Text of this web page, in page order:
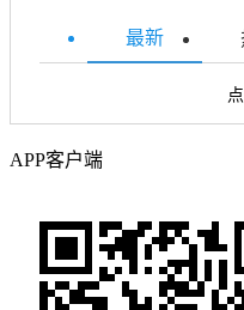
最新
APP客户端